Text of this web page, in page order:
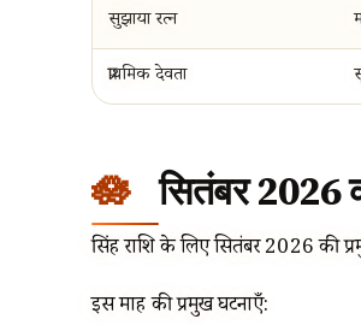
सुझाया रत्न
प्राथमिक देवता
सितंबर 2026
सिंह राशि के लिए सितंबर 2026 की
इस माह की प्रमुख घटनाएँ: